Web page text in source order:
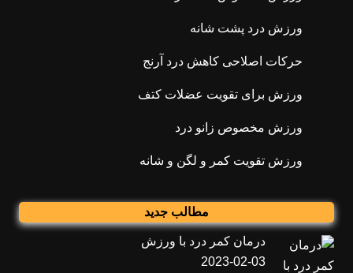
ورزش درد پشت شانه
حرکات اصلاحی کاهش درد آرنج
ورزش برای تقویت عضلات کتف
ورزش مخصوص زانو درد
ورزش تقویت کمر و لگن و شانه
مطالب جدید
درمان کمر درد با ورزش
2023-02-03